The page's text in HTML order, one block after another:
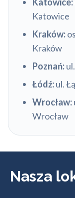
Katowice
Kraków:
Kraków
Poznań:
Łódź:ul.
Wrocław:
Wrocław
Nasza